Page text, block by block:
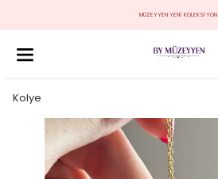
MÜZEYYEN YENİ KOLEKSİYON
Kolye